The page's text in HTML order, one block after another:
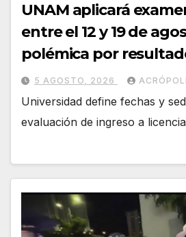
UNAM aplicará
entre el 12 y 19 de
polémica por
5 AGOSTO, 2026
Universidad define fechas y
evaluación de ingreso a